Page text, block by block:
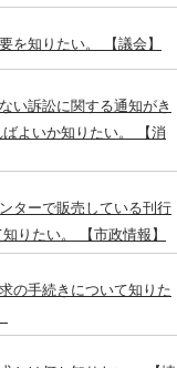
を知りたい。 【議会】
い訴訟に関する通知がき
よいか知りたい。 【消
ターで販売している刊行
りたい。 【市政情報】
の手続きについて知りた